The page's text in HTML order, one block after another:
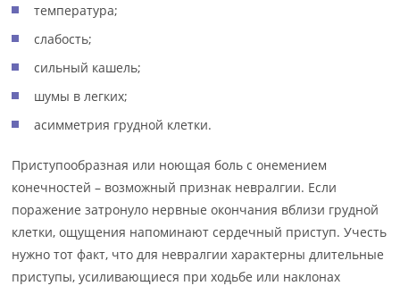
температура;
слабость;
сильный кашель;
шумы в легких;
асимметрия грудной клетки.
Приступообразная или ноющая боль с онемением
конечностей – возможный признак невралгии. Если
поражение затронуло нервные окончания вблизи грудной
клетки, ощущения напоминают сердечный приступ. Учесть
нужно тот факт, что для невралгии характерны длительные
приступы, усиливающиеся при ходьбе или наклонах